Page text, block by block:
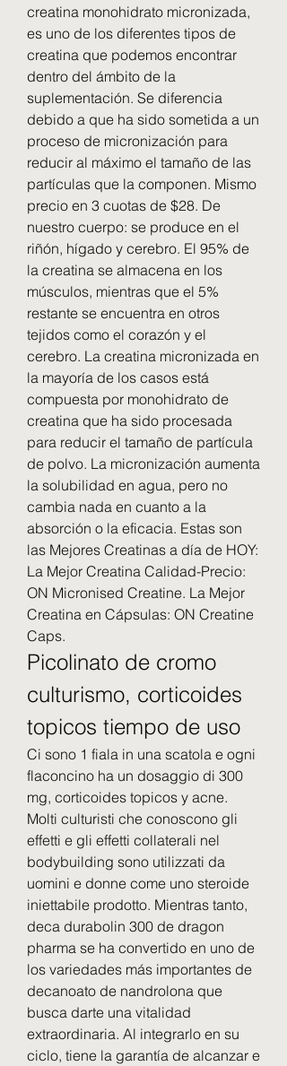
creatina monohidrato micronizada,
es uno de los diferentes tipos de
creatina que podemos encontrar
dentro del ámbito de la
suplementación. Se diferencia
debido a que ha sido sometida a un
proceso de micronización para
reducir al máximo el tamaño de las
partículas que la componen. Mismo
precio en 3 cuotas de $28. De
nuestro cuerpo: se produce en el
riñón, hígado y cerebro. El 95% de
la creatina se almacena en los
músculos, mientras que el 5%
restante se encuentra en otros
tejidos como el corazón y el
cerebro. La creatina micronizada en
la mayoría de los casos está
compuesta por monohidrato de
creatina que ha sido procesada
para reducir el tamaño de partícula
de polvo. La micronización aumenta
la solubilidad en agua, pero no
cambia nada en cuanto a la
absorción o la eficacia. Estas son
las Mejores Creatinas a día de HOY:
La Mejor Creatina Calidad-Precio:
ON Micronised Creatine. La Mejor
Creatina en Cápsulas: ON Creatine
Caps.
Picolinato de cromo
culturismo, corticoides
topicos tiempo de uso
Ci sono 1 fiala in una scatola e ogni
flaconcino ha un dosaggio di 300
mg, corticoides topicos y acne.
Molti culturisti che conoscono gli
effetti e gli effetti collaterali nel
bodybuilding sono utilizzati da
uomini e donne come uno steroide
iniettabile prodotto. Mientras tanto,
deca durabolin 300 de dragon
pharma se ha convertido en uno de
los variedades más importantes de
decanoato de nandrolona que
busca darte una vitalidad
extraordinaria. Al integrarlo en su
ciclo, tiene la garantía de alcanzar e